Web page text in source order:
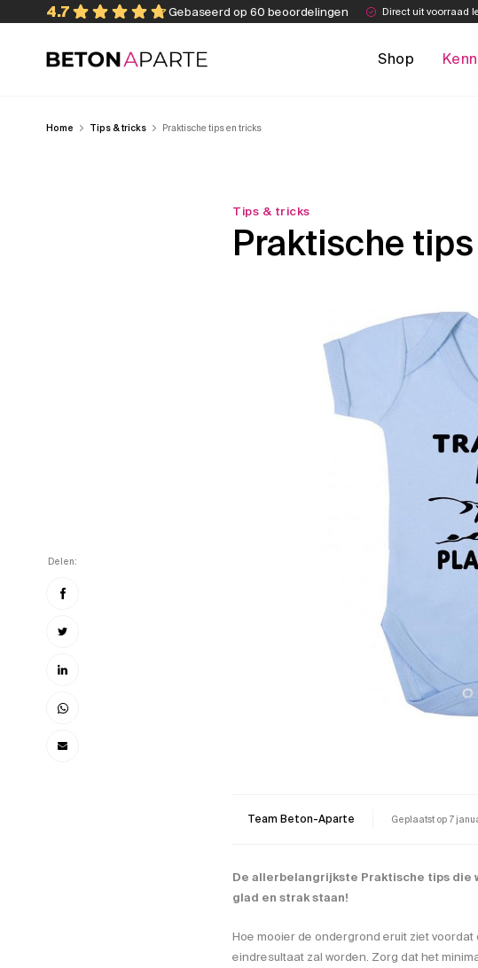
4.7 Gebaseerd op 60 beoordelingen Direct uit voorraad
Beton Aparte Shop
Home Tips & tricks Praktische tips en tricks
Tips & tricks
Praktische
Delen:
Team Beton-Aparte Geplaatst op 7
De allerbelangrijkste Praktische tips die
glad en strak staan!
Hoe mooier de ondergrond eruit ziet
eindresultaat zal worden. Zorg dat het